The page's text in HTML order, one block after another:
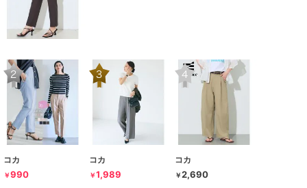
コカ
￥990
コカ
￥1,989
コカ
￥2,690